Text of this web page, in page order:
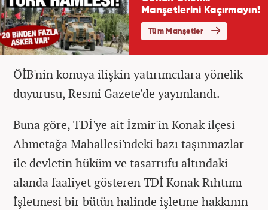
ÖİB'nin konuya ilişkin yatırımcılara yönelik
duyurusu, Resmi Gazete'de yayımlandı.
Buna göre, TDİ'ye ait İzmir'in Konak ilçesi
Ahmetağa Mahallesi'ndeki bazı taşınmazlar
ile devletin hüküm ve tasarrufu altındaki
alanda faaliyet gösteren TDİ Konak Rıhtımı
İşletmesi bir bütün halinde işletme hakkının